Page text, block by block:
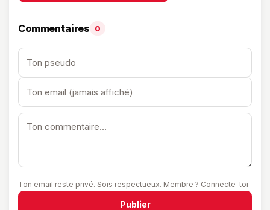
Commentaires 0
Ton email reste privé. Sois respectueux. Membre ? Connecte-toi
Publier